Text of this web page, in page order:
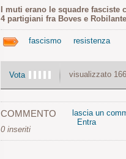
I muti erano le squadre
4 partigiani fra Boves e Robilante
fascismo resistenza
Vota visualizzato
COMMENTO
0 inseriti
lascia un
Entra